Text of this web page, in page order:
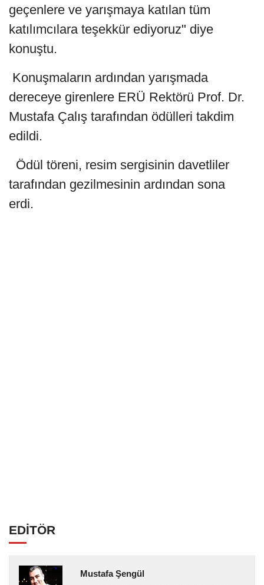
geçenlere ve yarışmaya katılan tüm
katılımcılara teşekkür ediyoruz" diye
konuştu.
Konuşmaların ardından yarışmada
dereceye girenlere ERÜ Rektörü Prof. Dr.
Mustafa Çalış tarafından ödülleri takdim
edildi.
Ödül töreni, resim sergisinin davetliler
tarafından gezilmesinin ardından sona
erdi.
EDİTÖR
Mustafa Şengül